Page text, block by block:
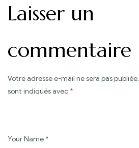
Laisser un
commentaire
Votre adresse e-mail ne sera pas publiée.
sont indiqués avec *